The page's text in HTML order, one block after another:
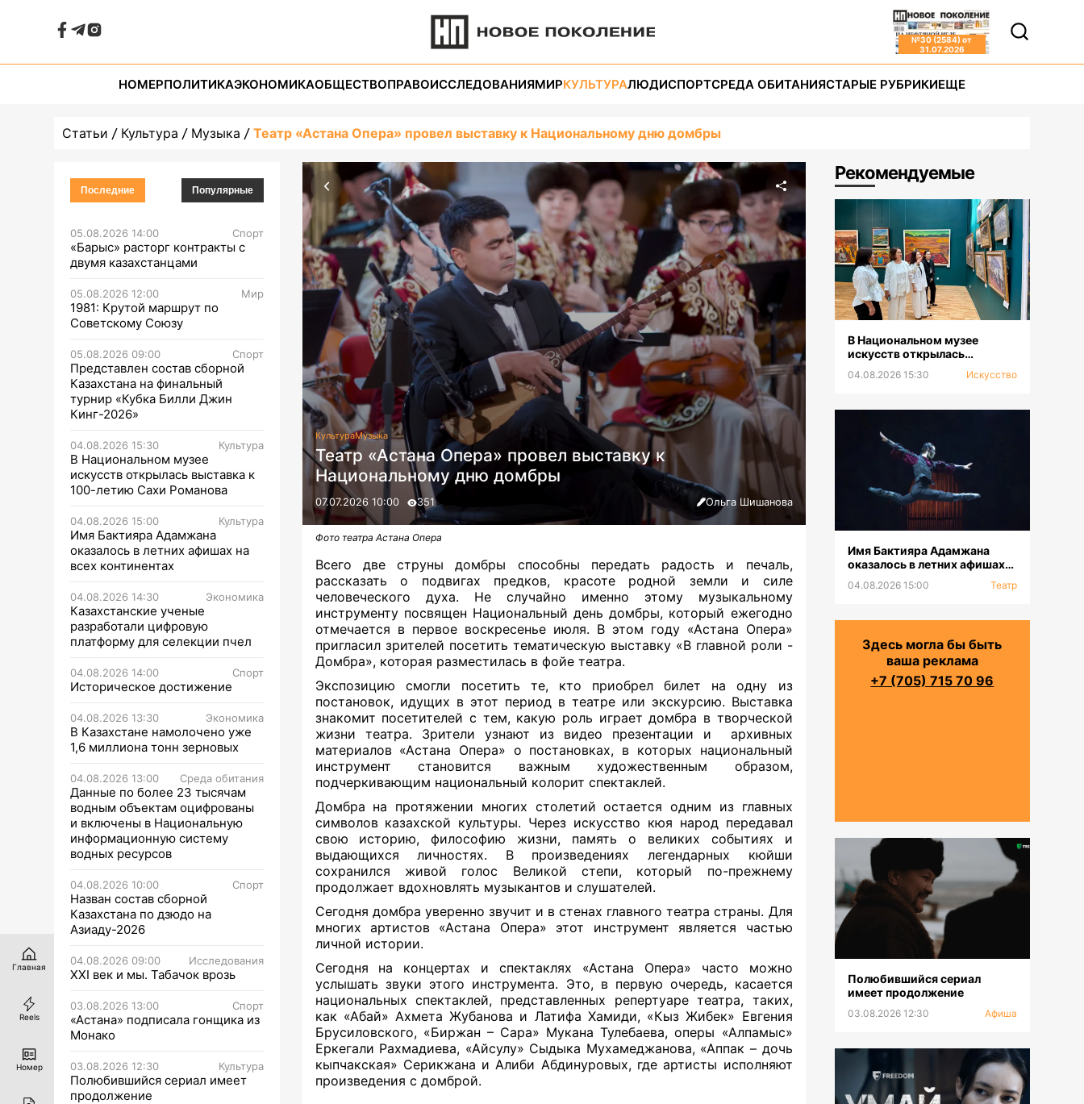
№30 (2584) от
31.07.2026
НОМЕРПОЛИТИКАЭКОНОМИКАОБЩЕСТВОПРАВОИССЛЕДОВАНИЯМИРКУЛЬТУРАЛЮДИСПОРТСРЕДА ОБИТАНИЯСТАРЫЕ РУБРИКИЕЩЕ
Статьи Культура Музыка Театр «Астана Опера» провел выставку к Национальному дню домбры
Последние Популярные
05.08.2026 14:00 Спорт
«Барыс» расторг контракты с
двумя казахстанцами
05.08.2026 12:00 Мир
1981: Крутой маршрут по
Советскому Союзу
05.08.2026 09:00 Спорт
Представлен состав сборной
Казахстана на финальный
турнир «Кубка Билли Джин
Кинг-2026»
04.08.2026 15:30 Культура
В Национальном музее
искусств открылась выставка к
100-летию Сахи Романова
04.08.2026 15:00 Культура
Имя Бактияра Адамжана
оказалось в летних афишах на
всех континентах
04.08.2026 14:30 Экономика
Казахстанские ученые
разработали цифровую
платформу для селекции пчел
04.08.2026 14:00 Спорт
Историческое достижение
04.08.2026 13:30 Экономика
В Казахстане намолочено уже
1,6 миллиона тонн зерновых
04.08.2026 13:00 Среда обитания
Данные по более 23 тысячам
водным объектам оцифрованы
и включены в Национальную
информационную систему
водных ресурсов
04.08.2026 10:00 Спорт
Назван состав сборной
Казахстана по дзюдо на
Азиаду-2026
04.08.2026 09:00 Исследования
XXI век и мы. Табачок врозь
03.08.2026 13:00 Спорт
«Астана» подписала гонщика из
Монако
03.08.2026 12:30 Культура
Полюбившийся сериал имеет
продолжение
КультураМузыка
Театр «Астана Опера» провел выставку к
Национальному дню домбры
07.07.2026 10:00 351 Ольга Шишанова
Фото театра Астана Опера
Всего две струны домбры способны передать радость и печаль,
рассказать о подвигах предков, красоте родной земли и силе
человеческого духа. Не случайно именно этому музыкальному
инструменту посвящен Национальный день домбры, который ежегодно
отмечается в первое воскресенье июля. В этом году «Астана Опера»
пригласил зрителей посетить тематическую выставку «В главной роли -
Домбра», которая разместилась в фойе театра.
Экспозицию смогли посетить те, кто приобрел билет на одну из
постановок, идущих в этот период в театре или экскурсию. Выставка
знакомит посетителей с тем, какую роль играет домбра в творческой
жизни театра. Зрители узнают из видео презентации и архивных
материалов «Астана Опера» о постановках, в которых национальный
инструмент становится важным художественным образом,
подчеркивающим национальный колорит спектаклей.
Домбра на протяжении многих столетий остается одним из главных
символов казахской культуры. Через искусство кюя народ передавал
свою историю, философию жизни, память о великих событиях и
выдающихся личностях. В произведениях легендарных кюйши
сохранился живой голос Великой степи, который по-прежнему
продолжает вдохновлять музыкантов и слушателей.
Сегодня домбра уверенно звучит и в стенах главного театра страны. Для
многих артистов «Астана Опера» этот инструмент является частью
личной истории.
Сегодня на концертах и спектаклях «Астана Опера» часто можно
услышать звуки этого инструмента. Это, в первую очередь, касается
национальных спектаклей, представленных репертуаре театра, таких,
как «Абай» Ахмета Жубанова и Латифа Хамиди, «Кыз Жибек» Евгения
Брусиловского, «Биржан – Сара» Мукана Тулебаева, оперы «Алпамыс»
Еркегали Рахмадиева, «Айсулу» Сыдыка Мухамеджанова, «Аппак – дочь
кыпчакская» Серикжана и Алиби Абдинуровых, где артисты исполняют
произведения с домброй.
Рекомендуемые
В Национальном музее
искусств открылась
Романова
04.08.2026 15:30 Искусство
Имя Бактияра Адамжана
оказалось в летних афишах
04.08.2026 15:00 Театр
Здесь могла бы быть
ваша реклама
+7 (705) 715 70 96
Полюбившийся сериал
имеет продолжение
03.08.2026 12:30 Афиша
Главная
Reels
Номер